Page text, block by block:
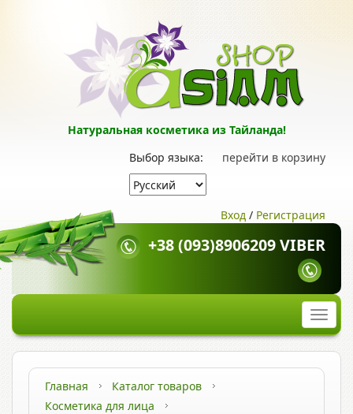
Натуральная косметика из Тайланда!
перейти в корзину
Выбор языка:
Вход / Регистрация
+38 (093)8906209 VIBER
Главная
Каталог товаров
Косметика для лица